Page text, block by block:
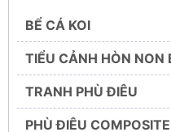
BỂ CÁ KOI
TIỂU CẢNH HÒN NON
TRANH PHÙ ĐIÊU
PHÙ ĐIÊU COMPOSITE